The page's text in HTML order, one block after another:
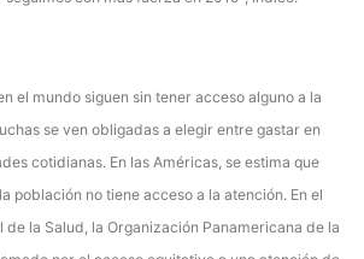
el mundo siguen sin tener acceso alguno a la
se ven obligadas a elegir entre gastar en
cotidianas. En las Américas, se estima que
población no tiene acceso a la atención. En el
la Salud, la Organización Panamericana de la